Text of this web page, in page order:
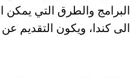
البرامج والطرق التي يمكن
الى كندا، ويكون التقديم